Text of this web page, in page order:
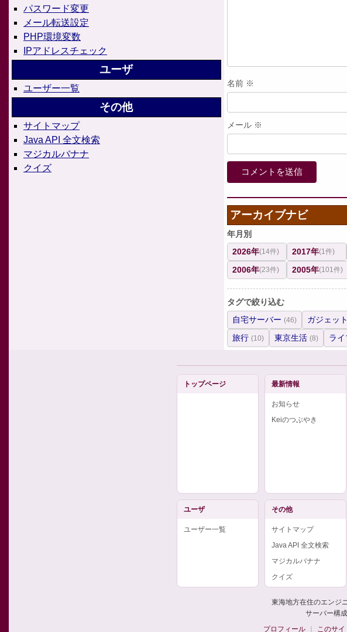
パスワード変更
メール転送設定
PHP環境変数
IPアドレスチェック
ユーザ
ユーザー一覧
その他
サイトマップ
Java API 全文検索
マジカルバナナ
クイズ
名前 ※
メール ※
アーカイブナビ
年月別
2026年(14件) 2017年(1件)
2006年(23件) 2005年(101件)
タグで絞り込む
自宅サーバー (46) ガジェット
旅行 (10) 東京生活 (8) ライ
トップページ 最新情報
お知らせ
Keiのつぶやき
ユーザ
ユーザー一覧
その他
サイトマップ
Java API 全文検索
マジカルバナナ
クイズ
東海地方在住のエンジ
サーバー構
プロフィール
このサ